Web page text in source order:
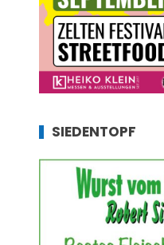
SIEDENTOPF